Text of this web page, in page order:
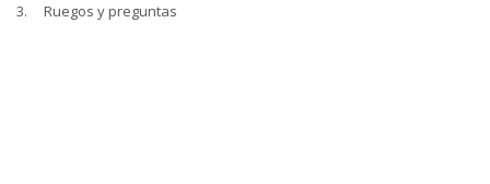
3. Ruegos y preguntas